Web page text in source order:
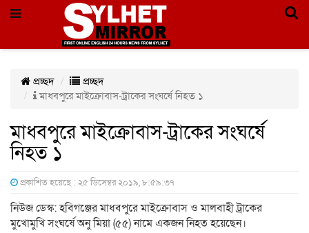
প্রচ্ছদ
প্রচ্ছদ
মাধবপুরে মাইক্রোবাস-ট্রাকের সংঘর্ষে নিহত ১
মাধবপুরে মাইক্রোবাস-ট্রাকের সংঘর্ষে
নিহত ১
প্রকাশিত হয়েছে : ২৫ ডিসেম্বর ২০১৯, ৮:৫৯:৩৭
নিউজ ডেস্ক: হবিগঞ্জের মাধবপুরে মাইক্রোবাস ও মালবাহী ট্রাকের
মুখোমুখি সংঘর্ষে অনু মিয়া (৫৫) নামে একজন নিহত হয়েছেন।